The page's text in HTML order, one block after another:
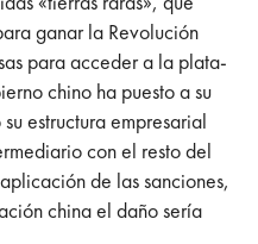
ganar la Revolución
para acceder a la plata-
chino ha puesto a su
estructura empresarial
con el resto del
de las sanciones,
china el daño sería